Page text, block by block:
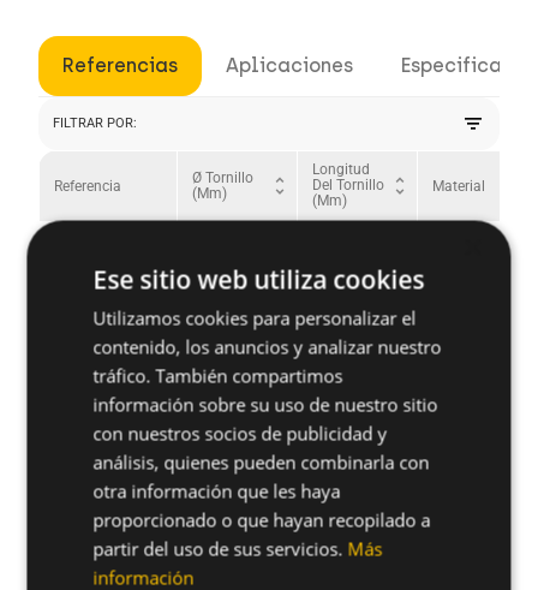
Referencias Aplicaciones
FILTRAR POR: filter_list
Referencia
Ø Tornillo
(mm)
unfold_more
Longitud
Del Tornillo
(mm)
unfold_more Material
94116PVP 4.1 16 Acero
19
94122PVP 4.1 22
94145PVP 4.1
Ese sitio web utiliza cookies
Utilizamos cookies para personalizar el
contenido, los anuncios y analizar nuestro
tráfico. También compartimos
información sobre su uso de nuestro sitio
con nuestros socios de publicidad y
análisis, quienes pueden combinarla con
otra información que les haya
proporcionado o que hayan recopilado a
partir del uso de sus servicios. Más
información